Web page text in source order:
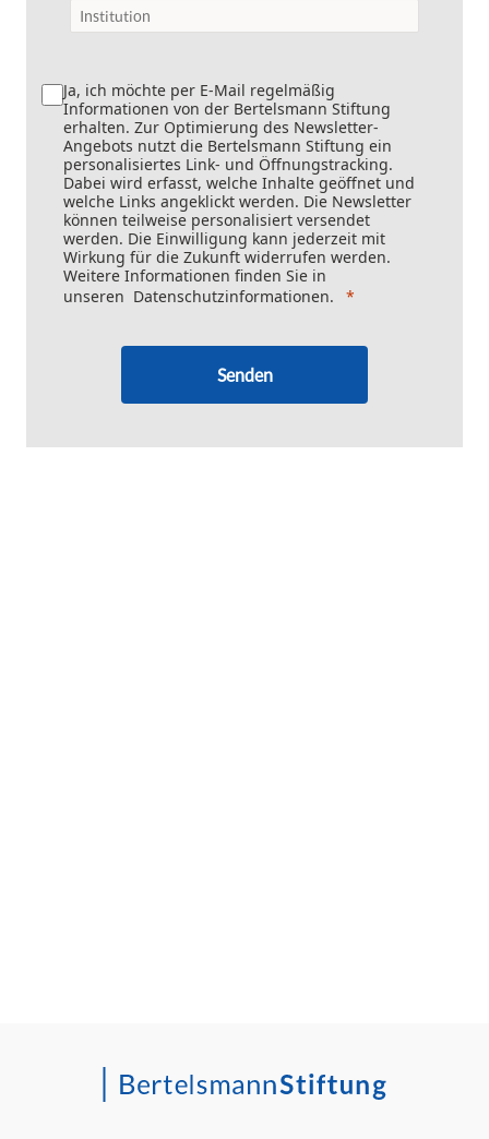
Ja, ich möchte per E-Mail regelmäßig
Informationen von der Bertelsmann Stiftung
erhalten. Zur Optimierung des Newsletter-
Angebots nutzt die Bertelsmann Stiftung ein
personalisiertes Link- und Öffnungstracking.
Dabei wird erfasst, welche Inhalte geöffnet und
welche Links angeklickt werden. Die Newsletter
können teilweise personalisiert versendet
werden. Die Einwilligung kann jederzeit mit
Wirkung für die Zukunft widerrufen werden.
Weitere Informationen finden Sie in
unseren Datenschutzinformationen.
Senden